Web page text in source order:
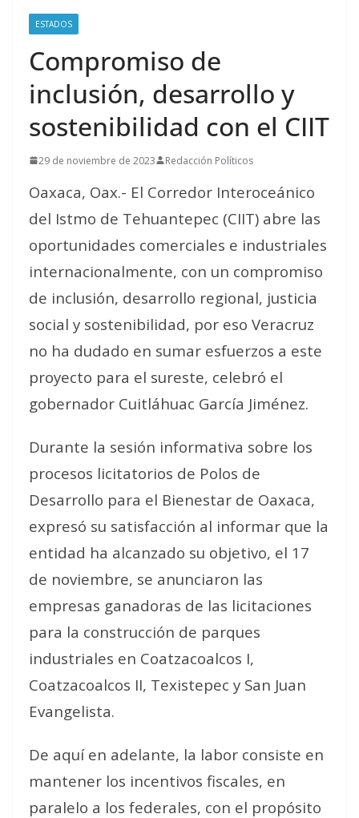
ESTADOS
Compromiso de
inclusión, desarrollo y
sostenibilidad con el CIIT
29 de noviembre de 2023 Redacción Políticos
Oaxaca, Oax.- El Corredor Interoceánico
del Istmo de Tehuantepec (CIIT) abre las
oportunidades comerciales e industriales
internacionalmente, con un compromiso
de inclusión, desarrollo regional, justicia
social y sostenibilidad, por eso Veracruz
no ha dudado en sumar esfuerzos a este
proyecto para el sureste, celebró el
gobernador Cuitláhuac García Jiménez.
Durante la sesión informativa sobre los
procesos licitatorios de Polos de
Desarrollo para el Bienestar de Oaxaca,
expresó su satisfacción al informar que la
entidad ha alcanzado su objetivo, el 17
de noviembre, se anunciaron las
empresas ganadoras de las licitaciones
para la construcción de parques
industriales en Coatzacoalcos I,
Coatzacoalcos II, Texistepec y San Juan
Evangelista.
De aquí en adelante, la labor consiste en
mantener los incentivos fiscales, en
paralelo a los federales, con el propósito